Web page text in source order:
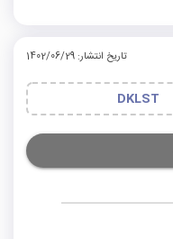
تاریخ انتشار: 1402/06/29
DKLST